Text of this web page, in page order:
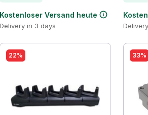
Kostenloser Versand heute
Delivery in 3 days
22% 33%